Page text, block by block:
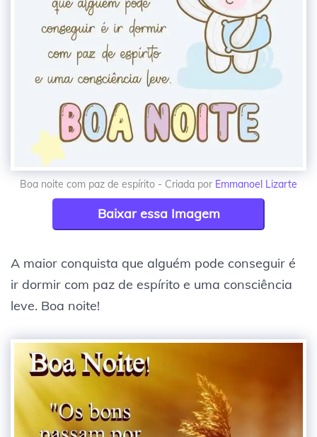
Boa noite com paz de espírito - Criada por Emmanoel Lizarte
Baixar essa Imagem
A maior conquista que alguém pode conseguir é
ir dormir com paz de espírito e uma consciência
leve. Boa noite!